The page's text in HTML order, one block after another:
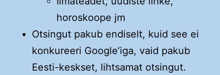
horoskoope jm
Otsingut pakub endiselt, kuid see ei
konkureeri Google’iga, vaid pakub
Eesti-keskset, lihtsamat otsingut.